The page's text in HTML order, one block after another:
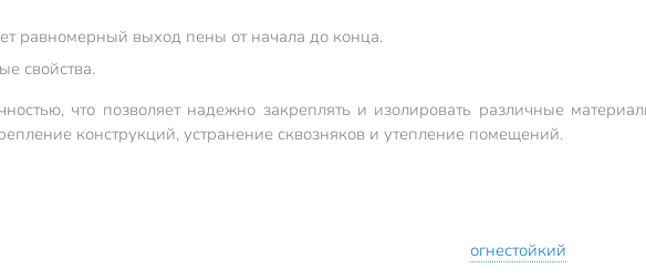
равномерный выход пены от начала до конца.
свойства.
что позволяет надежно закреплять и изолировать различные
конструкций, устранение сквозняков и утепление помещений.
огнестойкий